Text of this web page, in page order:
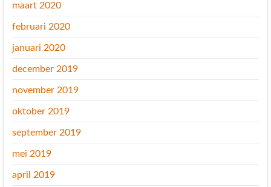
maart 2020
februari 2020
januari 2020
december 2019
november 2019
oktober 2019
september 2019
mei 2019
april 2019